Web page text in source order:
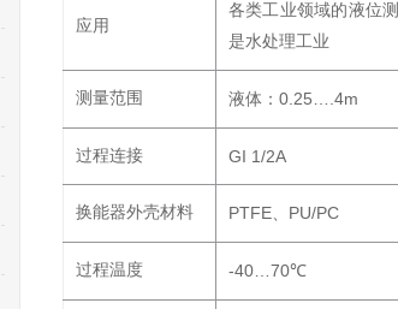
应用
各类工业领域的液位
是水处理工业
测量范围 液体： 0.25….4m
过程连接 GI 1/2A
换能器外壳材料 PTFE、 PU/PC
过程温度 -40…70℃